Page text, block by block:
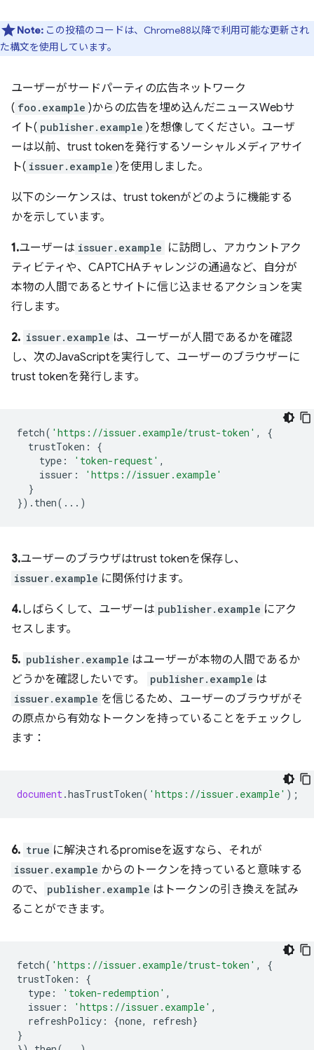
Note: この投稿のコードは、Chrome88以降で利用可能な更新され
た構文を使用しています。
ユーザーがサードパーティの広告ネットワーク
( foo.example )からの広告を埋め込んだニュースWebサ
イト( publisher.example )を想像してください。ユーザ
ーは以前、trust tokenを発行するソーシャルメディアサイ
ト( issuer.example )を使用しました。
以下のシーケンスは、trust tokenがどのように機能する
かを示しています。
1.ユーザーは issuer.example に訪問し、アカウントアク
ティビティや、CAPTCHAチャレンジの通過など、自分が
本物の人間であるとサイトに信じ込ませるアクションを実
行します。
2. issuer.example は、ユーザーが人間であるかを確認
し、次のJavaScriptを実行して、ユーザーのブラウザーに
trust tokenを発行します。
fetch( 'https://issuer.example/trust-token' ,
{
trustToken :
{
type : 'token-request' ,
issuer :
'https://issuer.example'
}
}). then(...)
3.ユーザーのブラウザはtrust tokenを保存し、
issuer.example に関係付けます。
4.しばらくして、ユーザーは publisher.example にアク
セスします。
5. publisher.example はユーザーが本物の人間であるか
どうかを確認したいです。
publisher.example は
issuer.example を信じるため、ユーザーのブラウザがそ
の原点から有効なトークンを持っていることをチェックし
ます：
document .hasTrustToken( 'https://issuer.example' );
6. true に解決されるpromiseを返すなら、それが
issuer.example からのトークンを持っていると意味する
ので、
publisher.example はトークンの引き換えを試み
ることができます。
fetch( 'https://issuer.example/trust-token' ,
{
trustToken :
{
type : 'token-redemption' ,
issuer : 'https://issuer.example' ,
refreshPolicy : {none, refresh}
}